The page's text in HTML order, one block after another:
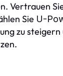
Vertrauen
Sie U-
zu steigern